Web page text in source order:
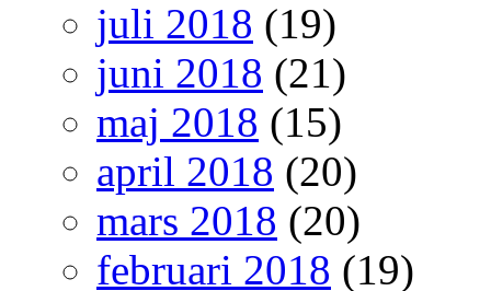
juli 2018 (19)
juni 2018 (21)
maj 2018 (15)
april 2018 (20)
mars 2018 (20)
februari 2018 (19)